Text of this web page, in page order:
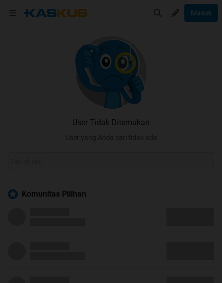
Masuk
User Tidak Ditemukan
User yang Anda cari tidak ada
Komunitas Pilihan